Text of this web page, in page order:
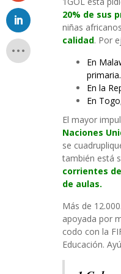
20% de sus
niñas
calidad. Por
En
primaria.
En la
En
El mayor
Naciones
se
también está
corrientes
de aulas.
Más de
apoyada por
codo con la
Educación.